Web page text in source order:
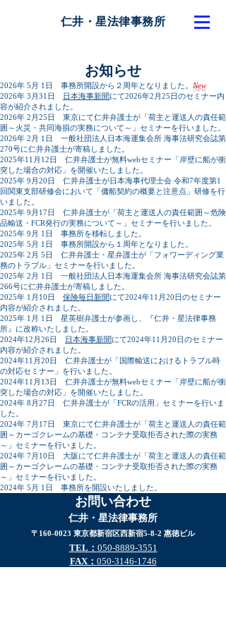
仁井・星法律事務所
お知らせ
2026年 5月 1日 事務所開設から２周年となりました。 New
2026年 3月31日 日本海事新聞にて2026年2月25日のセミナー内
容が紹介されました。
2026年 2月25日 東京にて仁井弁護士が「荷主と運送人の責任範
囲～火災・共同海損の実務について～」セミナーを行いました。
2026​年 2月 1日 一般社団法人日本海運集会所 海事法研究会誌第
270号に仁井弁護士が寄稿しました。
​2025年11月12日 仁井弁護士が無料webセミナー「岸壁に船が衝
突した場合の対応」を開催いたしました。
2025年 9月20日 仁井弁護士が日本海事代理士会 令和7年度第1
回関東支部研修会において「傭船契約の概要と注意点」研修を行
いました。
2025年 9月17日 仁井弁護士が「荷主と運送人の責任範囲～危険
品輸送・FCR発行の実務について～」セミナーを行いました。
2025年 9月 1日 事務所を移転しました。
2025年 5月 1日 事務所開設から１周年となりました。
2025年 2月 5日 仁井弁護士・星弁護士が「フォワーディング業
務のトラブル」セミナーを行いました。
2025​年 2月 1日 一般社団法人日本海運集会所 海事法研究会誌第
266号に仁井弁護士が寄稿しました。
2025年 1月10日 保険毎日新聞にて2024年11月20日のセミナー
内容が紹介されました。
2025年 1月 1日 星英樹弁護士が参画し、『仁井・星法律事務
所』に改称いたしました。
2024年12月26日 日本海事新聞にて2024年11月20日のセミナー
内容が紹介されました。
​2024年11月20日 仁井弁護士が「国際輸送におけるトラブル時
の対応セミナー」を行いました。
​2024年11月13日 仁井弁護士が無料webセミナー「岸壁に船が衝
突した場合の対応」を開催いたしました。
2024年 8月27日 仁井弁護士が「FCRの活用」セミナーを行いま
した。
2024年 7月17日 東京にて仁井弁護士が「荷主と運送人の責任範
囲～カーゴクレームの基礎・コンテナ受取拒否された際の実務
～」セミナーを行いました。
2024年 7月10日 大阪にて仁井弁護士が「荷主と運送人の責任範
囲～カーゴクレームの基礎・コンテナ受取拒否された際の実務
～」セミナーを行いました。
2024年 5月 1日 事務所を開設いたしました。
​お問い合わせ​
仁井・星法律事務所
〒 160-0023 東京都新宿区西新宿5-8-2 惠徳ビル
TEL： 050-8889-3551
​​FAX： 050-3146-1746